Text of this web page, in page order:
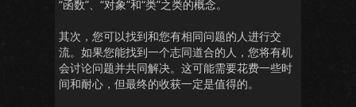
“函数”、“对象”和“类”之类的概念。
其次，您可以找到和您有相同问题的人进行交
流。如果您能找到一个志同道合的人，您将有机
会讨论问题并共同解决。这可能需要花费一些时
间和耐心，但最终的收获一定是值得的。